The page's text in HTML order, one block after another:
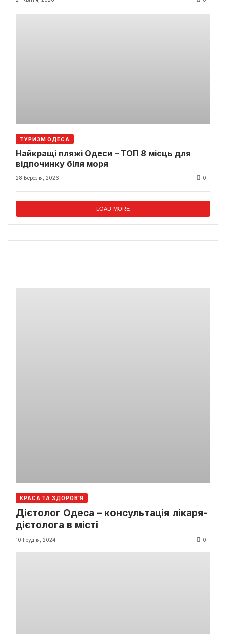
ТУРИЗМ ОДЕСА
Найкращі пляжі Одеси – ТОП 8 місць для
відпочинку біля моря
28 Березня, 2026 0
LOAD MORE
КРАСА ТА ЗДОРОВ'Я
Дієтолог Одеса – консультація лікаря-
дієтолога в місті
10 Грудня, 2024 0